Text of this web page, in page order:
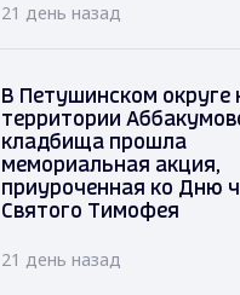
21 день назад
В Петушинском округе
территории
кладбища прошла
мемориальная акция,
приуроченная ко Дню
Святого Тимофея
21 день назад